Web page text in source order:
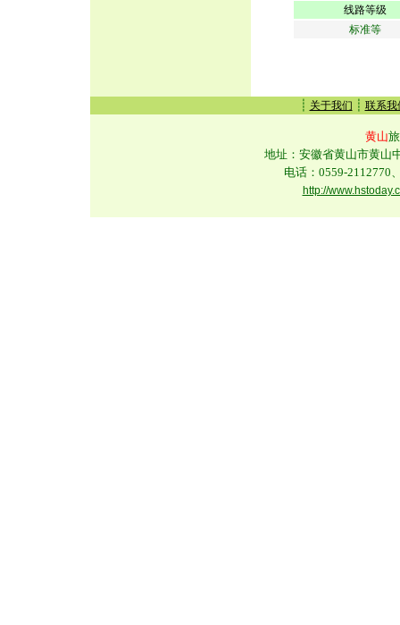
线路等级
标准等
┊ 关于我们 ┊ 联系我
黄山
地址：安徽省黄山市黄山
电话：0559-2112770
http://